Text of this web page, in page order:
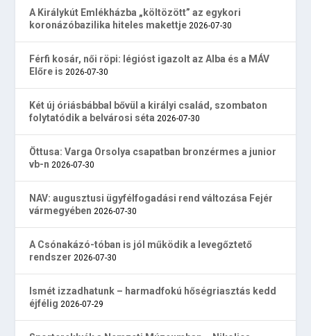
A Királykút Emlékházba „költözött” az egykori
koronázóbazilika hiteles makettje 2026-07-30
Férfi kosár, női röpi: légióst igazolt az Alba és a MÁV
Előre is 2026-07-30
Két új óriásbábbal bővül a királyi család, szombaton
folytatódik a belvárosi séta 2026-07-30
Öttusa: Varga Orsolya csapatban bronzérmes a junior
vb-n 2026-07-30
NAV: augusztusi ügyfélfogadási rend változása Fejér
vármegyében 2026-07-30
A Csónakázó-tóban is jól működik a levegőztető
rendszer 2026-07-30
Ismét izzadhatunk – harmadfokú hőségriasztás kedd
éjfélig 2026-07-29